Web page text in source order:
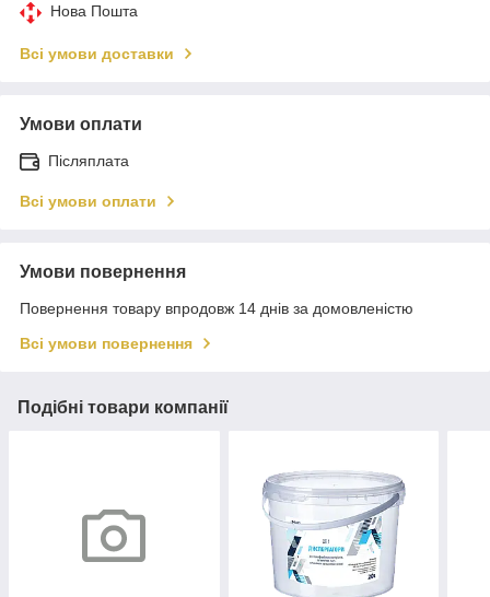
Нова Пошта
Всі умови доставки
Умови оплати
Післяплата
Всі умови оплати
Умови повернення
Повернення товару впродовж 14 днів за домовленістю
Всі умови повернення
Подібні товари компанії